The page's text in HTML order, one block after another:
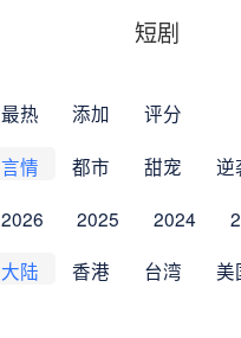
短剧
最热 添加 评分
言情 都市 甜宠 逆
2026 2025 2024
大陆 香港 台湾 美